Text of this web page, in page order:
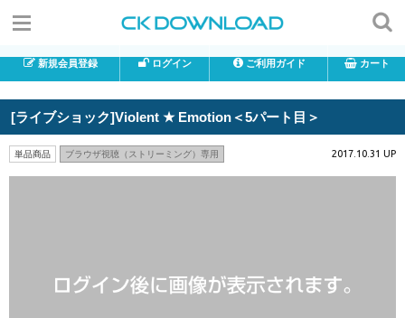
新規会員登録 ログイン ご利用ガイド カート
[ライブショック]Violent ★ Emotion＜5パート目＞
単品商品 ブラウザ視聴（ストリーミング）専用 2017.10.31 UP